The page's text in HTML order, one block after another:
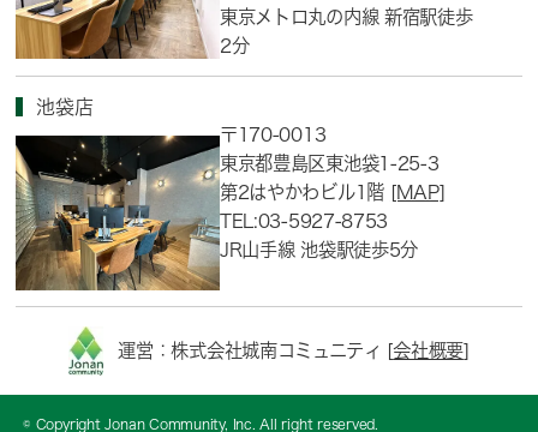
東京メトロ丸の内線 新宿駅徒歩
2分
池袋店
〒170-0013
東京都豊島区東池袋1-25-3
第2はやかわビル1階 [MAP]
TEL:03-5927-8753
JR山手線 池袋駅徒歩5分
運営：株式会社城南コミュニティ [会社概要]
© Copyright Jonan Community, Inc. All right reserved.